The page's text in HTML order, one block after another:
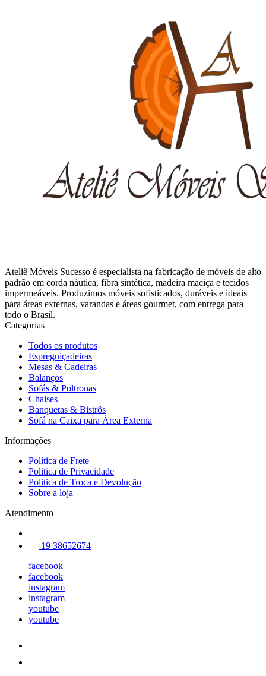
Ateliê Móveis Sucesso é especialista na fabricação de móveis de alto
padrão em corda náutica, fibra sintética, madeira maciça e tecidos
impermeáveis. Produzimos móveis sofisticados, duráveis e ideais
para áreas externas, varandas e áreas gourmet, com entrega para
todo o Brasil.
Categorias
Todos os produtos
Espreguiçadeiras
Mesas & Cadeiras
Balanços
Sofás & Poltronas
Chaises
Banquetas & Bistrôs
Sofá na Caixa para Área Externa
Informações
Política de Frete
Politica de Privacidade
Politica de Troca e Devolução
Sobre a loja
Atendimento
19 38652674
facebook
facebook
instagram
instagram
youtube
youtube